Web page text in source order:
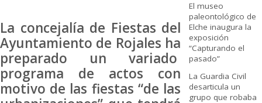
La concejalía de Fiestas del
Ayuntamiento de Rojales ha
preparado un variado
programa de actos con
motivo de las fiestas “de las
El museo
paleontológico de
Elche inaugura la
exposición
“Capturando el
pasado”
La Guardia Civil
desarticula un
grupo que robaba